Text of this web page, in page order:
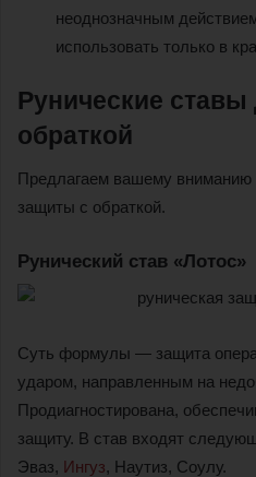
неоднозначным
использовать только в
Рунические
обраткой
Предлагаем вашему вниманию
защиты с обраткой.
Рунический став «Лотос»
Суть формулы — защита
ударом, направленным на
Продиагностирована,
защиту. В став входят
Эваз, Ингуз, Наутиз, Соулу.